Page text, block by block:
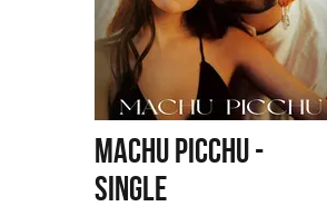
MACHU PICCHU -
SINGLE